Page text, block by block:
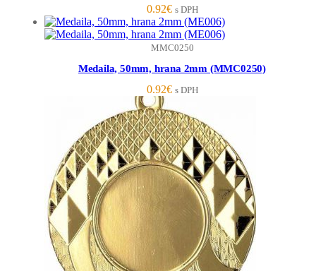
0.92€ s DPH
MMC0250
Medaila, 50mm, hrana 2mm (MMC0250)
0.92€ s DPH